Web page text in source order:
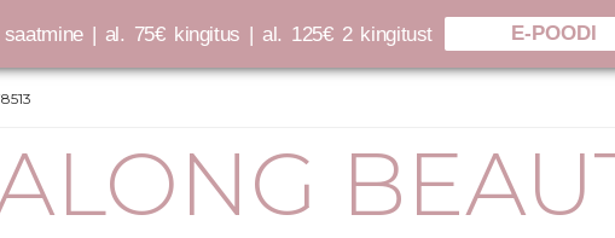
| al. 75€ kingitus | al. 125€ 2 kingitust E-POODI